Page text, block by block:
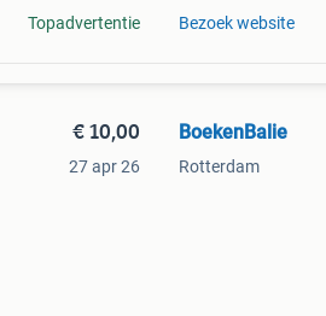
Topadvertentie Bezoek website
€ 10,00
27 apr 26
BoekenBalie
Rotterdam